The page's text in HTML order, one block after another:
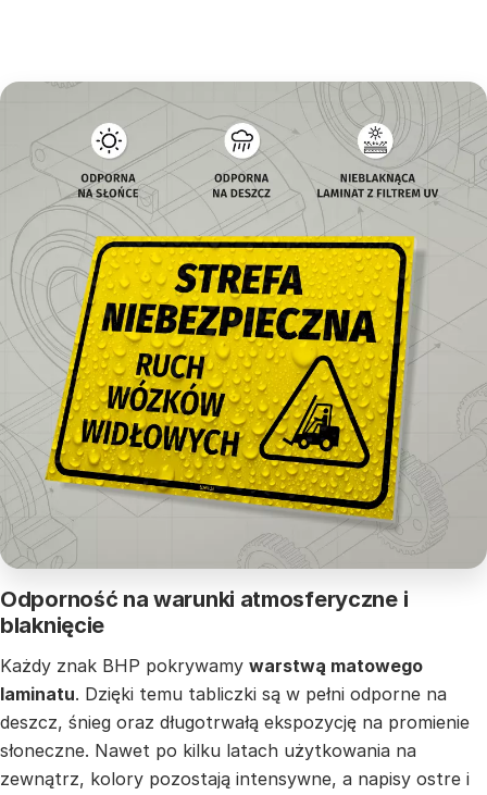
Odporność na warunki atmosferyczne i
blaknięcie
Każdy znak BHP pokrywamy warstwą matowego
laminatu. Dzięki temu tabliczki są w pełni odporne na
deszcz, śnieg oraz długotrwałą ekspozycję na promienie
słoneczne. Nawet po kilku latach użytkowania na
zewnątrz, kolory pozostają intensywne, a napisy ostre i